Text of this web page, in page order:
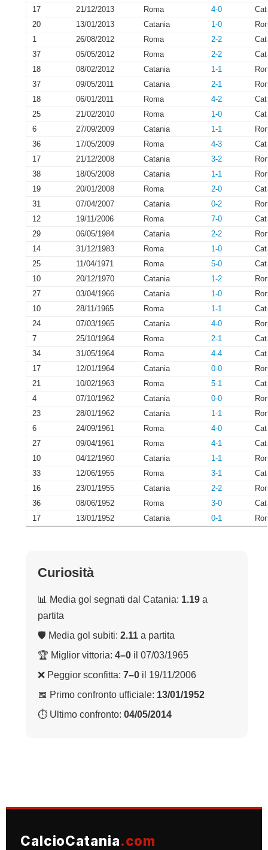
17
21/12/2013 Roma 4-0
20
13/01/2013 Catania 1-0
1
26/08/2012 Roma 2-2
37
05/05/2012 Roma 2-2
18
08/02/2012 Catania 1-1
37
09/05/2011 Catania 2-1
18
06/01/2011 Roma 4-2
25
21/02/2010 Roma 1-0
6
27/09/2009 Catania 1-1
36
17/05/2009 Roma 4-3
17
21/12/2008 Catania 3-2
38
18/05/2008 Catania 1-1
19
20/01/2008 Roma 2-0
31
07/04/2007 Catania 0-2
12
19/11/2006 Roma 7-0
29
06/05/1984 Catania 2-2
14
31/12/1983 Roma 1-0
25
11/04/1971 Roma 5-0
10
20/12/1970 Catania 1-2
27
03/04/1966 Catania 1-0
10
28/11/1965 Roma 1-1
24
07/03/1965 Catania 4-0
7
25/10/1964 Roma 2-1
34
31/05/1964 Roma 4-4
17
12/01/1964 Catania 0-0
21
10/02/1963 Roma 5-1
4
07/10/1962 Catania 0-0
23
28/01/1962 Catania 1-1
6
24/09/1961 Roma 4-0
27
09/04/1961 Roma 4-1
10
04/12/1960 Catania 1-1
33
12/06/1955 Roma 3-1
16
23/01/1955 Catania 2-2
36
08/06/1952 Roma 3-0
17
13/01/1952 Catania 0-1
Curiosità
📊 Media gol segnati dal Catania: 1.19 a
partita
🛡 Media gol subiti: 2.11 a partita
🏆 Miglior vittoria: 4–0 il 07/03/1965
❌ Peggior sconfitta: 7–0 il 19/11/2006
📅 Primo confronto ufficiale: 13/01/1952
⏱ Ultimo confronto: 04/05/2014
CalcioCatania.com